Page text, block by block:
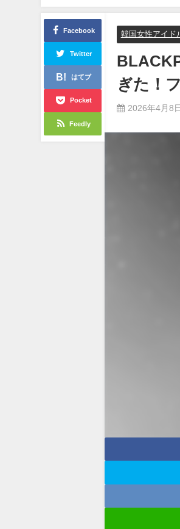
Facebook
Twitter
はてブ
Pocket
Feedly
韓国女性アイド
ぎた！
2026年4月8日